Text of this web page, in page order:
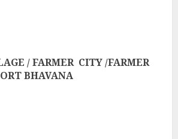
/ FARMER CITY /FARMER
BHAVANA